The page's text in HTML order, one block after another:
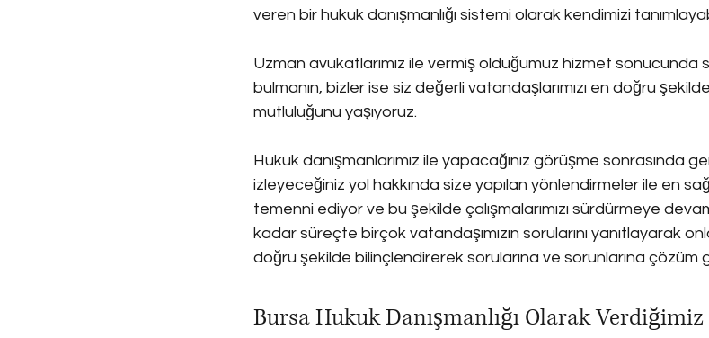
veren bir hukuk danışmanlığı sistemi olarak kendimizi
Uzman avukatlarımız ile vermiş olduğumuz hizmet sonucunda
bulmanın, bizler ise siz değerli vatandaşlarımızı en doğru
mutluluğunu yaşıyoruz.
Hukuk danışmanlarımız ile yapacağınız görüşme sonrasında
izleyeceğiniz yol hakkında size yapılan yönlendirmeler ile en
temenni ediyor ve bu şekilde çalışmalarımızı sürdürmeye
kadar süreçte birçok vatandaşımızın sorularını yanıtlayarak
doğru şekilde bilinçlendirerek sorularına ve sorunlarına çözüm
Bursa Hukuk Danışmanlığı Olarak